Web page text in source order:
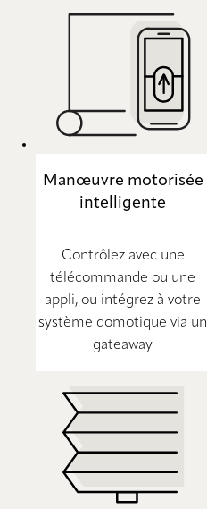
Manœuvre motorisée
intelligente
Contrôlez avec une
télécommande ou une
appli, ou intégrez à votre
système domotique via un
gateaway